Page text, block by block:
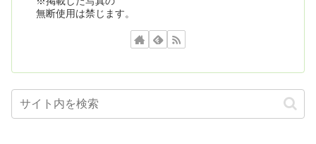
無断使用は禁じます。